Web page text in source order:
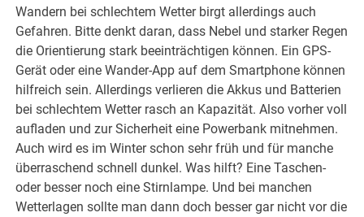
Wandern bei schlechtem Wetter birgt allerdings auch
Gefahren. Bitte denkt daran, dass Nebel und starker Regen
die Orientierung stark beeinträchtigen können. Ein GPS-
Gerät oder eine Wander-App auf dem Smartphone können
hilfreich sein. Allerdings verlieren die Akkus und Batterien
bei schlechtem Wetter rasch an Kapazität. Also vorher voll
aufladen und zur Sicherheit eine Powerbank mitnehmen.
Auch wird es im Winter schon sehr früh und für manche
überraschend schnell dunkel. Was hilft? Eine Taschen-
oder besser noch eine Stirnlampe. Und bei manchen
Wetterlagen sollte man dann doch besser gar nicht vor die